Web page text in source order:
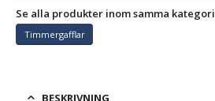
Se alla produkter inom samma kategori
Timmergafflar
BESKRIVNING